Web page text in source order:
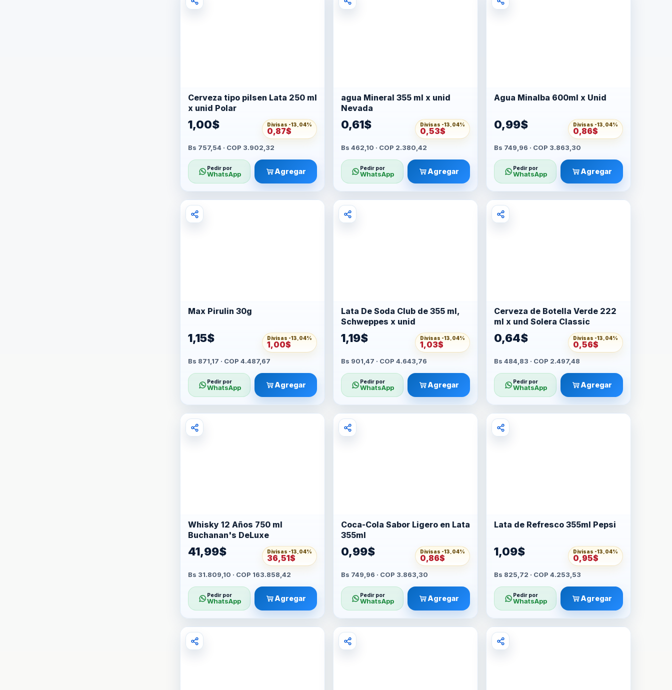
Cerveza tipo pilsen Lata 250 ml
x unid Polar
1,00$ Divisas -13,04%
0,87$
Bs 757,54 · COP 3.902,32
Pedir por
WhatsApp Agregar
agua Mineral 355 ml x unid
Nevada
0,61$ Divisas -13,04%
0,53$
Bs 462,10 · COP 2.380,42
Pedir por
WhatsApp Agregar
Agua Minalba 600ml x Unid
0,99$ Divisas -13,04%
0,86$
Bs 749,96 · COP 3.863,30
Pedir por
WhatsApp Agregar
Max Pirulin 30g
1,15$ Divisas -13,04%
1,00$
Bs 871,17 · COP 4.487,67
Pedir por
WhatsApp Agregar
Lata De Soda Club de 355 ml,
Schweppes x unid
1,19$ Divisas -13,04%
1,03$
Bs 901,47 · COP 4.643,76
Pedir por
WhatsApp Agregar
Cerveza de Botella Verde 222
ml x und Solera Classic
0,64$ Divisas -13,04%
0,56$
Bs 484,83 · COP 2.497,48
Pedir por
WhatsApp Agregar
Whisky 12 Años 750 ml
Buchanan's DeLuxe
41,99$ Divisas -13,04%
36,51$
Bs 31.809,10 · COP 163.858,42
Pedir por
WhatsApp Agregar
Coca-Cola Sabor Ligero en Lata
355ml
0,99$ Divisas -13,04%
0,86$
Bs 749,96 · COP 3.863,30
Pedir por
WhatsApp Agregar
Lata de Refresco 355ml Pepsi
1,09$ Divisas -13,04%
0,95$
Bs 825,72 · COP 4.253,53
Pedir por
WhatsApp Agregar